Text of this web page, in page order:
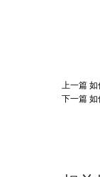
上一篇如
下一篇如